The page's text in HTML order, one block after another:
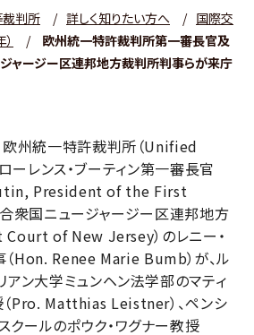
判所 / 詳しく知りたい方へ / 国際交
/
欧州統一特許裁判所第一審長官及
ャージー区連邦地方裁判所判事らが来庁
州統一特許裁判所（Unified
レンス・ブーティン第一審長官
President of the First
合衆国ニュージャージー区連邦地方
of New Jersey）のレニー・
（Hon. Renee Marie Bumb）が、ル
アン大学ミュンヘン法学部のマティ
（Pro. Matthias Leistner）、ペンシ
クールのポウク・ワグナー教授